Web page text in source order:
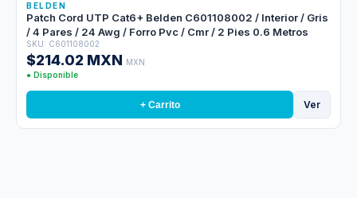
BELDEN
Patch Cord UTP Cat6+ Belden C601108002 / Interior / Gris
/ 4 Pares / 24 Awg / Forro Pvc / Cmr / 2 Pies 0.6 Metros
SKU: C601108002
$214.02 MXN MXN
● Disponible
+ Carrito Ver